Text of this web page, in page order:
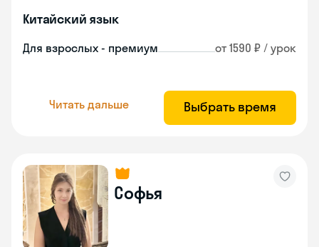
Китайский язык
Для взрослых - премиум от 1590 ₽ / урок
Читать дальше Выбрать время
Софья